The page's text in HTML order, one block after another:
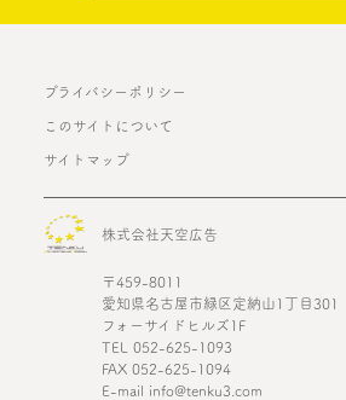
プライバシーポリシー
このサイトについて
サイトマップ
株式会社天空広告
〒459-8011
愛知県名古屋市緑区定納山1丁目301
フォーサイドヒルズ1F
TEL 052-625-1093
FAX 052-625-1094
E-mail info@tenku3.com